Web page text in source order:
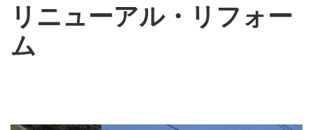
リニューアル・リフォー
ム